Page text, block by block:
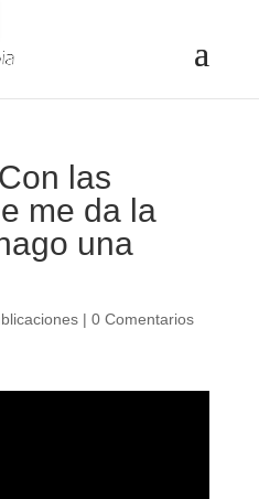
las
me da la
una
| 0 Comentarios